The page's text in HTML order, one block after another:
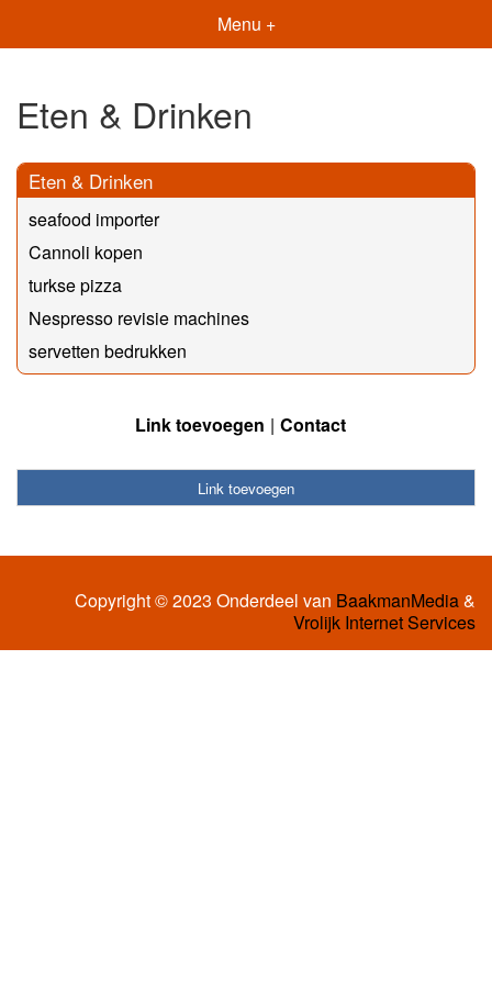
Menu +
Eten & Drinken
Eten & Drinken
seafood importer
Cannoli kopen
turkse pizza
Nespresso revisie machines
servetten bedrukken
Link toevoegen Contact
Link toevoegen
Copyright © 2023 Onderdeel van BaakmanMedia&
Vrolijk Internet Services